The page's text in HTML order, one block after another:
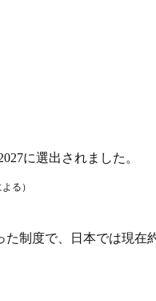
に選出されました。
る）
た制度で、日本では現在